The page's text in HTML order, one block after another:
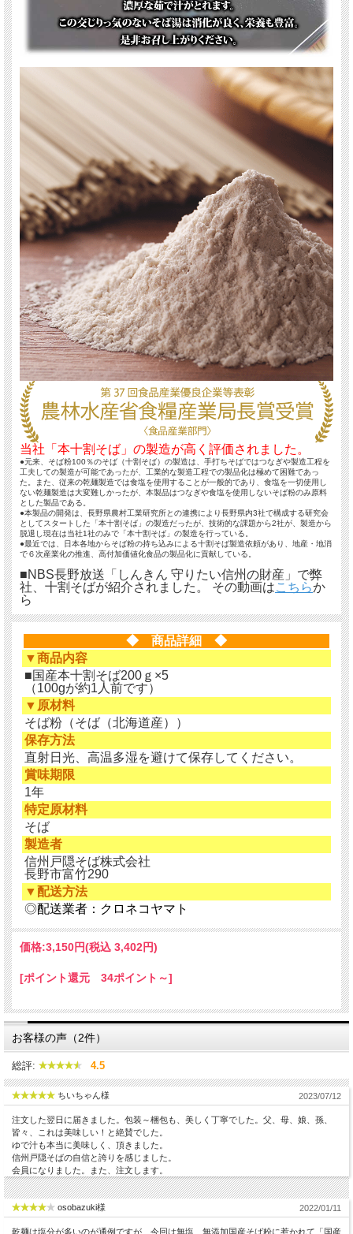
当社「本十割そば」の製造が高く評価されました。
●元来、そば粉100％のそば（十割そば）の製造は、手打ちそばではつなぎや製造工程を
工夫しての製造が可能であったが、工業的な製造工程での製品化は極めて困難であっ
た。また、従来の乾麺製造では食塩を使用することが一般的であり、食塩を一切使用し
ない乾麺製造は大変難しかったが、本製品はつなぎや食塩を使用しないそば粉のみ原料
とした製品である。
●本製品の開発は、長野県農村工業研究所との連携により長野県内3社で構成する研究会
としてスタートした「本十割そば」の製造だったが、技術的な課題から2社が、製造から
脱退し現在は当社1社のみで「本十割そば」の製造を行っている。
●最近では、日本各地からそば粉の持ち込みによる十割そば製造依頼があり、地産・地消
で６次産業化の推進、高付加価値化食品の製品化に貢献している。
■NBS長野放送「しんきん 守りたい信州の財産」で弊
社、十割そばが紹介されました。 その動画はこちらか
ら
◆ 商品詳細 ◆
▼商品内容
■国産本十割そば200ｇ×5
（100gが約1人前です）
▼原材料
そば粉（そば（北海道産））
保存方法
直射日光、高温多湿を避けて保存してください。
賞味期限
1年
特定原材料
そば
製造者
信州戸隠そば株式会社
長野市富竹290
▼配送方法
◎配送業者：クロネコヤマト
価格:3,150円(税込 3,402円)
[ポイント還元 34ポイント～]
お客様の声（2件）
総評: 4.5
ちいちゃん様 2023/07/12
注文した翌日に届きました。包装～梱包も、美しく丁寧でした。父、母、娘、孫、
皆々、これは美味しい！と絶賛でした。
ゆで汁も本当に美味しく、頂きました。
信州戸隠そばの自信と誇りを感じました。
会員になりました。また、注文します。
osobazuki様 2022/01/11
乾麺は塩分が多いのが通例ですが、今回は無塩、無添加国産そば粉に惹かれて「国産